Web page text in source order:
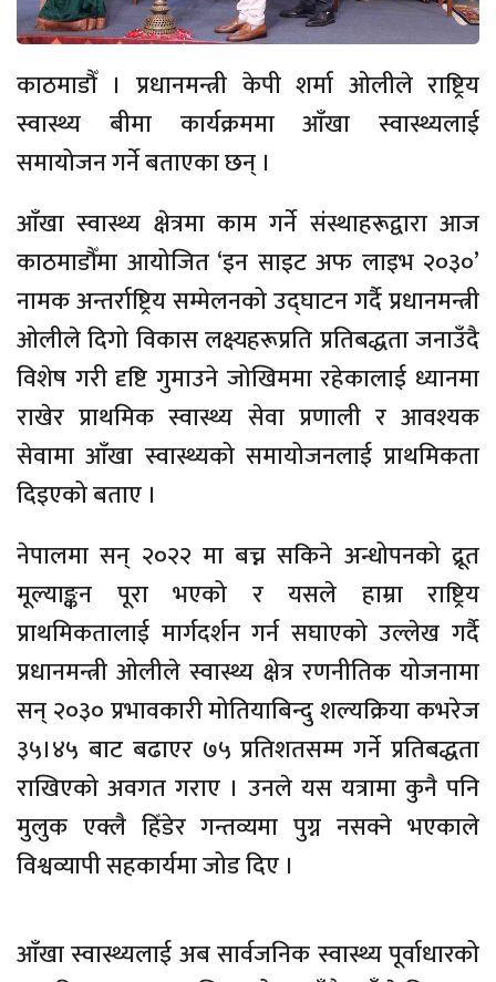
काठमाडौँ । प्रधानमन्त्री केपी शर्मा ओलीले राष्ट्रिय
स्वास्थ्य बीमा कार्यक्रममा आँखा स्वास्थ्यलाई
समायोजन गर्ने बताएका छन् ।
आँखा स्वास्थ्य क्षेत्रमा काम गर्ने संस्थाहरूद्वारा आज
काठमाडौँमा आयोजित ‘इन साइट अफ लाइभ २०३०’
नामक अन्तर्राष्ट्रिय सम्मेलनको उद्घाटन गर्दै प्रधानमन्त्री
ओलीले दिगो विकास लक्ष्यहरूप्रति प्रतिबद्धता जनाउँदै
विशेष गरी दृष्टि गुमाउने जोखिममा रहेकालाई ध्यानमा
राखेर प्राथमिक स्वास्थ्य सेवा प्रणाली र आवश्यक
सेवामा आँखा स्वास्थ्यको समायोजनलाई प्राथमिकता
दिइएको बताए ।
नेपालमा सन् २०२२ मा बच्न सकिने अन्धोपनको द्रूत
मूल्याङ्कन पूरा भएको र यसले हाम्रा राष्ट्रिय
प्राथमिकतालाई मार्गदर्शन गर्न सघाएको उल्लेख गर्दै
प्रधानमन्त्री ओलीले स्वास्थ्य क्षेत्र रणनीतिक योजनामा
सन् २०३० प्रभावकारी मोतियाबिन्दु शल्यक्रिया कभरेज
३५।४५ बाट बढाएर ७५ प्रतिशतसम्म गर्ने प्रतिबद्धता
राखिएको अवगत गराए । उनले यस यत्रामा कुनै पनि
मुलुक एक्लै हिँडेर गन्तव्यमा पुग्न नसक्ने भएकाले
विश्वव्यापी सहकार्यमा जोड दिए ।
आँखा स्वास्थ्यलाई अब सार्वजनिक स्वास्थ्य पूर्वाधारको